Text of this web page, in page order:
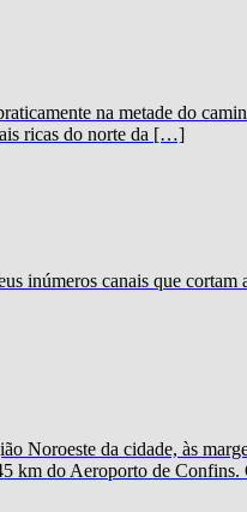
na metade do
ricas do norte da […]
inúmeros canais que
da cidade, às
km do Aeroporto de